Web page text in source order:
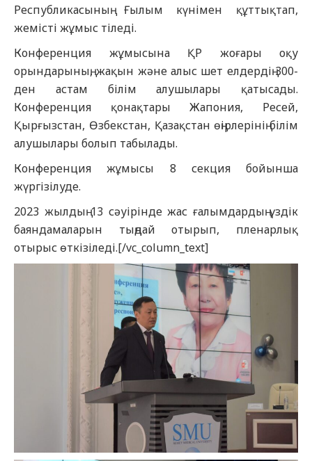
Республикасының Ғылым күнімен құттықтап,
жемісті жұмыс тіледі.
Конференция жұмысына ҚР жоғары оқу
орындарының, жақын және алыс шет елдердің 300-
ден астам білім алушылары қатысады.
Конференция қонақтары Жапония, Ресей,
Қырғызстан, Өзбекстан, Қазақстан өңірлерінің білім
алушылары болып табылады.
Конференция жұмысы 8 секция бойынша
жүргізілуде.
2023 жылдың 13 сәуірінде жас ғалымдардың үздік
баяндамаларын тыңдай отырып, пленарлық
отырыс өткізіледі.[/vc_column_text]